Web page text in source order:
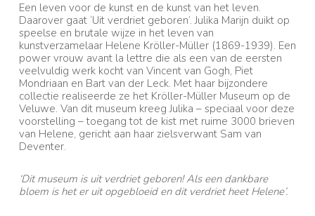
Een leven voor de kunst en de kunst van het leven.
Daarover gaat ‘Uit verdriet geboren’. Julika Marijn duikt op
speelse en brutale wijze in het leven van
kunstverzamelaar Helene Kröller-Müller (1869-1939). Een
power vrouw avant la lettre die als een van de eersten
veelvuldig werk kocht van Vincent van Gogh, Piet
Mondriaan en Bart van der Leck. Met haar bijzondere
collectie realiseerde ze het Kröller-Müller Museum op de
Veluwe. Van dit museum kreeg Julika – speciaal voor deze
voorstelling – toegang tot de kist met ruime 3000 brieven
van Helene, gericht aan haar zielsverwant Sam van
Deventer.
‘Dit museum is uit verdriet geboren! Als een dankbare
bloem is het er uit opgebloeid en dit verdriet heet Helene’.